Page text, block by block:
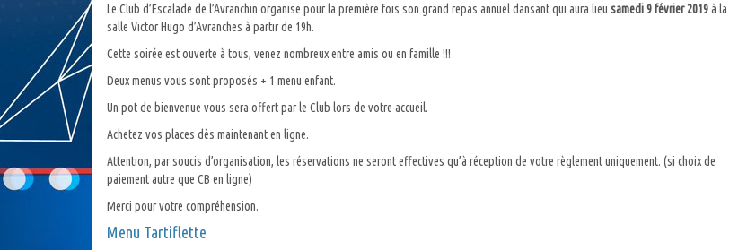
Le Club d’Escalade de l’Avranchin organise pour la première fois son grand repas annuel dansant qui aura lieu samedi 9 février 2019à la
salle Victor Hugo d’Avranches à partir de 19h.
Cette soirée est ouverte à tous, venez nombreux entre amis ou en famille !!!
Deux menus vous sont proposés + 1 menu enfant.
Un pot de bienvenue vous sera offert par le Club lors de votre accueil.
Achetez vos places dès maintenant en ligne.
Attention, par soucis d’organisation, les réservations ne seront effectives qu’à réception de votre règlement uniquement. (si choix de
paiement autre que CB en ligne)
Merci pour votre compréhension.
Menu Tartiflette